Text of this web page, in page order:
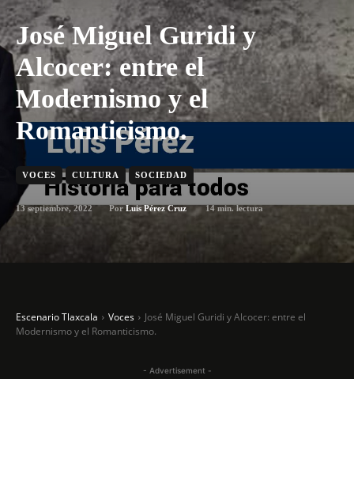
José Miguel Guridi y
Alcocer: entre el
Modernismo y el
Romanticismo.
VOCES CULTURA SOCIEDAD
13 septiembre, 2022 Por Luis Pérez Cruz 14min. lectura
Escenario Tlaxcala Voces
José Miguel Guridi y Alcocer: entre el
Modernismo y el Romanticismo.
- Advertisement -